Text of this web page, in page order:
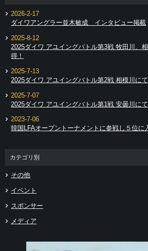
2026-2-17
ダイワアングラー並木敏成 インタビュー掲載
2025-8-12
2025ダイワ アユイングバトル第3戦 牧田川、
得！
2025-7-13
2025ダイワ アユイングバトル第2戦 相模川にて
2025-7-07
2025ダイワ アユイングバトル第1戦 安曇川にて
2023-7-06
韓国LFAオープントーナメントに参戦し５位に
カテゴリ別
その他
イベント
スポンサー
メディア